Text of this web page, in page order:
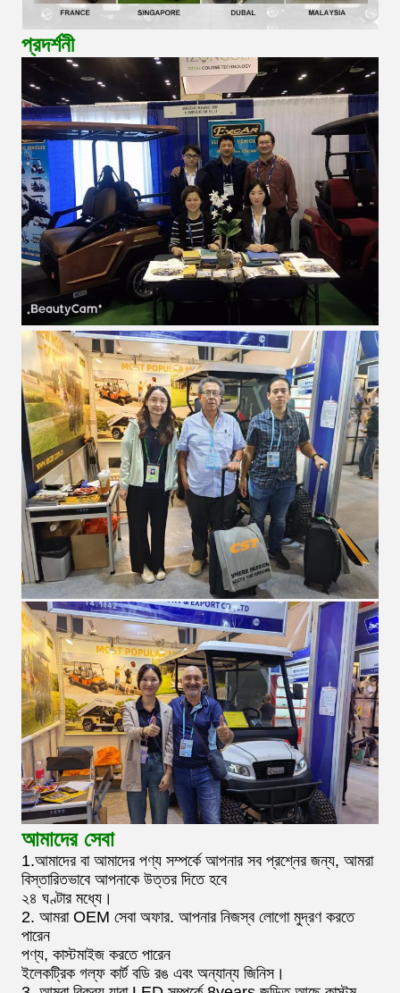
প্রদর্শনী
আমাদের সেবা
1.আমাদের বা আমাদের পণ্য সম্পর্কে আপনার সব প্রশ্নের জন্য, আমরা
বিস্তারিতভাবে আপনাকে উত্তর দিতে হবে
২৪ ঘণ্টার মধ্যে।
2. আমরা OEM সেবা অফার. আপনার নিজস্ব লোগো মুদ্রণ করতে
পারেন
পণ্য, কাস্টমাইজ করতে পারেন
ইলেকট্রিক গল্ফ কার্ট বডি রঙ এবং অন্যান্য জিনিস।